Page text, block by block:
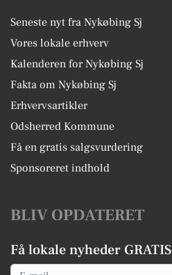
Seneste nyt fra Nykøbing Sj
Vores lokale erhverv
Kalenderen for Nykøbing Sj
Fakta om Nykøbing Sj
Erhvervsartikler
Odsherred Kommune
Få en gratis salgsvurdering
Sponsoreret indhold
BLIV OPDATERET
Få lokale nyheder GRATIS
Email